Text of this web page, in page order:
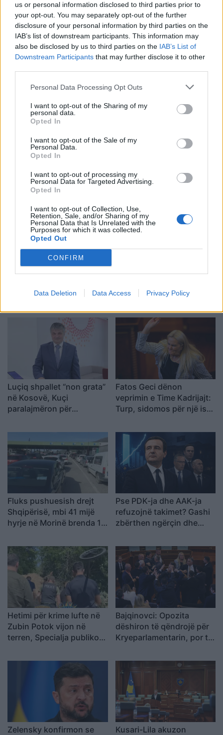
us or personal information disclosed to third parties prior to
your opt-out. You may separately opt-out of the further
disclosure of your personal information by third parties on the
IAB’s list of downstream participants. This information may
also be disclosed by us to third parties on the IAB’s List of
Downstream Participants that may further disclose it to other
Personal Data Processing Opt Outs
I want to opt-out of the Sharing of my
personal data.
Opted In
I want to opt-out of the Sale of my
Personal Data.
Opted In
I want to opt-out of processing my
Personal Data for Targeted Advertising.
Opted In
I want to opt-out of Collection, Use,
Retention, Sale, and/or Sharing of my
Personal Data that Is Unrelated with the
Purposes for which it was collected.
Opted Out
CONFIRM
Data Deletion Data Access Privacy Policy
shfaqen pankarta në veri
të Kosovës kundër
vendimit për targa dhe
dokumente
Shtuarmë26.12.2023 07:47
Tags:
1 janari , Kosovës , lejon
targat
Luçiq shpallet “non grata”
në Kosovë, Kuçi
paralajmëron për
Fatos Geci dënon
veprimin e Time Kadrijajt:
Turp, sidomos për një ish-
Fluks pushuesish drejt
Shqipërisë, mbi 41 mijë
hyrje në Morinë brenda 12
Pse PDK-ja dhe AAK-ja
refuzojnë takimet? Gashi
zbërthen ngërçin dhe
e zgjedhjeve të reja
Hetimi për krime lufte në
Zubin Potok vijon në
terren, Specialja publikon
Bajqinovci: Opozita
dëshiron të qëndrojë për
Kryeparlamentarin, por të
Zelensky konfirmon se Kusari-Lila akuzon